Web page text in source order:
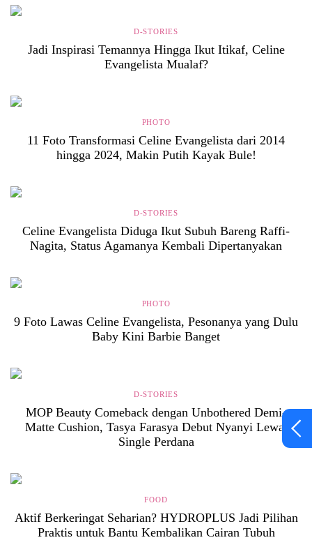
D-STORIES
Jadi Inspirasi Temannya Hingga Ikut Itikaf, Celine
Evangelista Mualaf?
PHOTO
11 Foto Transformasi Celine Evangelista dari 2014
hingga 2024, Makin Putih Kayak Bule!
D-STORIES
Celine Evangelista Diduga Ikut Subuh Bareng Raffi-
Nagita, Status Agamanya Kembali Dipertanyakan
PHOTO
9 Foto Lawas Celine Evangelista, Pesonanya yang Dulu
Baby Kini Barbie Banget
D-STORIES
MOP Beauty Comeback dengan Unbothered Demi-
Matte Cushion, Tasya Farasya Debut Nyanyi Lewat
Single Perdana
FOOD
Aktif Berkeringat Seharian? HYDROPLUS Jadi Pilihan
Praktis untuk Bantu Kembalikan Cairan Tubuh